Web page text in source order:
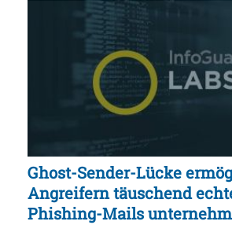
Ghost-Sender-Lücke
Angreifern täuschend
Phishing-Mails